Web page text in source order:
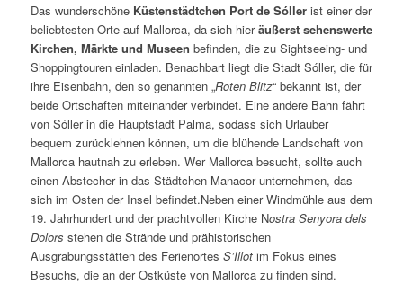
Das wunderschöne Küstenstädtchen Port de Sóllerist einer der
beliebtesten Orte auf Mallorca, da sich hieräußerst sehenswerte
Kirchen, Märkte und Museen befinden, die zu Sightseeing- und
Shoppingtouren einladen. Benachbart liegt die Stadt Sóller, die für
ihre Eisenbahn, den so genannten „Roten Blitz“ bekannt ist, der
beide Ortschaften miteinander verbindet. Eine andere Bahn fährt
von Sóller in die Hauptstadt Palma, sodass sich Urlauber
bequem zurücklehnen können, um die blühende Landschaft von
Mallorca hautnah zu erleben. Wer Mallorca besucht, sollte auch
einen Abstecher in das Städtchen Manacor unternehmen, das
sich im Osten der Insel befindet.Neben einer Windmühle aus dem
19. Jahrhundert und der prachtvollen Kirche Nostra Senyora dels
Dolors stehen die Strände und prähistorischen
Ausgrabungsstätten des Ferienortes S’Illotim Fokus eines
Besuchs, die an der Ostküste von Mallorca zu finden sind.